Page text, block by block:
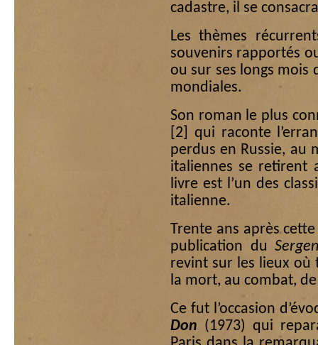
cadastre, il se
Les thèmes
souvenirs rapportés
ou sur ses longs mois
mondiales.
Son roman le plus
[2]
qui raconte
perdus en Russie, au
italiennes se retirent
livre est l’un des
italienne.
Trente ans après
publication du
revint sur les lieux où
la mort, au combat,
Ce fut l’occasion
Don (1973) qui